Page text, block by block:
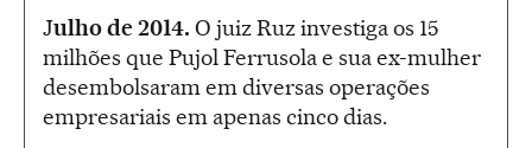
Julho de 2014. O juiz Ruz investiga os 15
milhões que Pujol Ferrusola e sua ex-mulher
desembolsaram em diversas operações
empresariais em apenas cinco dias.